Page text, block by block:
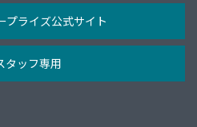
プライズ公式サイト
タッフ専用